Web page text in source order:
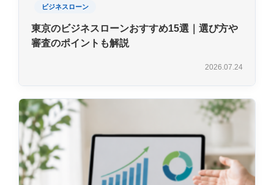
ビジネスローン
東京のビジネスローンおすすめ15選｜選び方や
審査のポイントも解説
2026.07.24